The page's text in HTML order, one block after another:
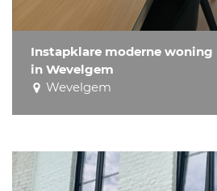
Instapklare moderne woning
in Wevelgem
Wevelgem